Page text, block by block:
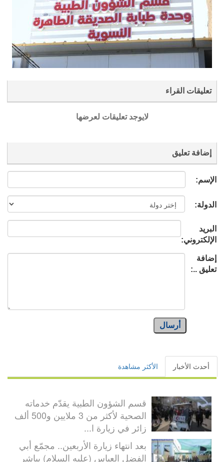
تعليقات القراء
لايوجد تعليقات لعرضها
إضافة تعليق
الإسم:
الدولة:
البريد
الإلكتروني:
إضافة
تعليق ..:
أرسال
أحدث الأخبار الأكثر مشاهدة
قسم الشؤون الطبية يقدّم خدماته
الصحية لأكثر من 3 ملايين و500 ألف
زائر في زيارة ا...
بعد انتهاء زيارة الأربعين.. مجمّع أبي
الفضل العباس (عليه السلام) يباشر